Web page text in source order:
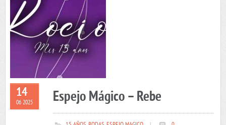
14
06 2025 Espejo Mágico – Rebe